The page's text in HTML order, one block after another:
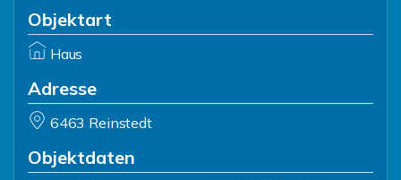
Objektart
Haus
Adresse
6463 Reinstedt
Objektdaten